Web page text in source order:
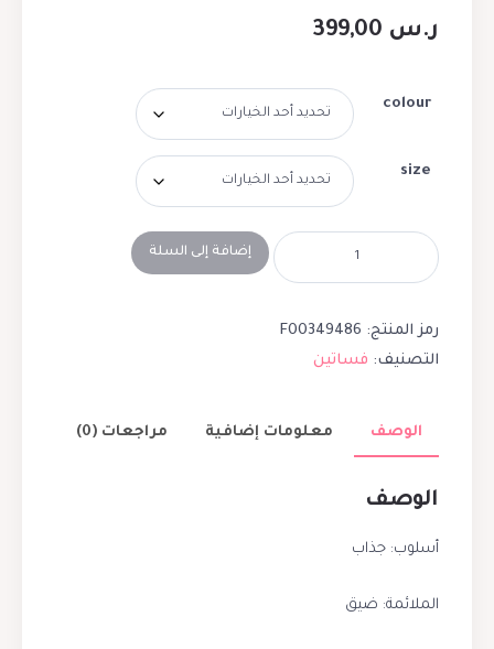
ر.س
colour
size
إضافة إلى السلة
رمز المنتج: F00349486
التصنيف: فساتين
الوصف معلومات إضافية مراجعات (0)
الوصف
أسلوب: جذاب
الملائمة: ضيق